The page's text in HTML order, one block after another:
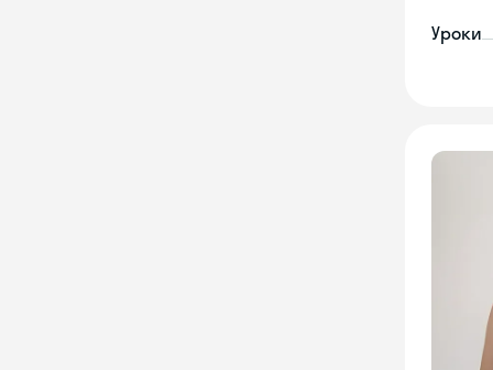
Уроки